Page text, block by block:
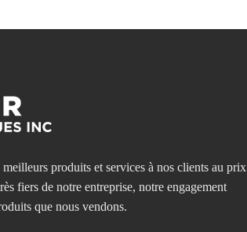
produits et services à nos clients au prix
fiers de notre entreprise, notre engagement
que nous vendons.